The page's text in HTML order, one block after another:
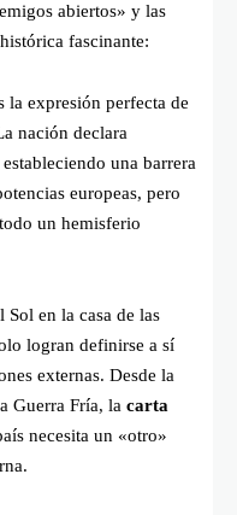
abiertos» y las
fascinante:
la expresión perfecta de
nación declara
una barrera
europeas, pero
un hemisferio
Sol en la casa de las
logran definirse a sí
externas. Desde la
Guerra Fría, la carta
necesita un «otro»